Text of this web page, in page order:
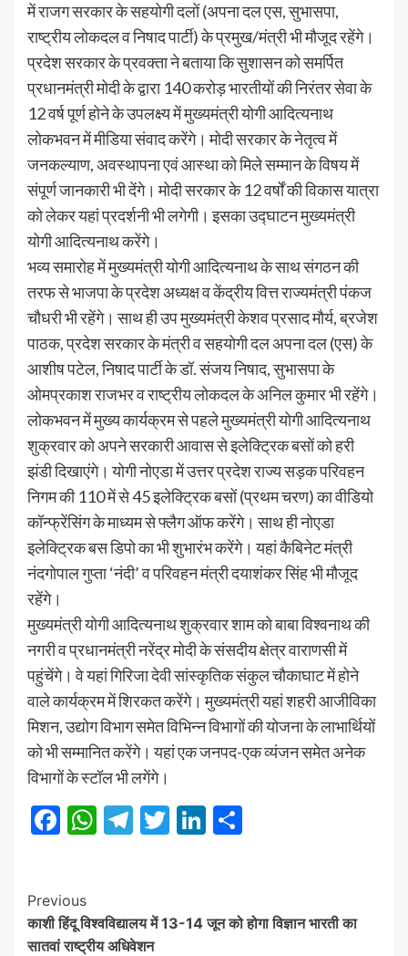
में राजग सरकार के सहयोगी दलों (अपना दल एस, सुभासपा,
राष्ट्रीय लोकदल व निषाद पार्टी) के प्रमुख/मंत्री भी मौजूद रहेंगे।
प्रदेश सरकार के प्रवक्ता ने बताया कि सुशासन को समर्पित
प्रधानमंत्री मोदी के द्वारा 140 करोड़ भारतीयों की निरंतर सेवा के
12 वर्ष पूर्ण होने के उपलक्ष्य में मुख्यमंत्री योगी आदित्यनाथ
लोकभवन में मीडिया संवाद करेंगे। मोदी सरकार के नेतृत्व में
जनकल्याण, अवस्थापना एवं आस्था को मिले सम्मान के विषय में
संपूर्ण जानकारी भी देंगे। मोदी सरकार के 12 वर्षों की विकास यात्रा
को लेकर यहां प्रदर्शनी भी लगेगी। इसका उद्घाटन मुख्यमंत्री
योगी आदित्यनाथ करेंगे।
भव्य समारोह में मुख्यमंत्री योगी आदित्यनाथ के साथ संगठन की
तरफ से भाजपा के प्रदेश अध्यक्ष व केंद्रीय वित्त राज्यमंत्री पंकज
चौधरी भी रहेंगे। साथ ही उप मुख्यमंत्री केशव प्रसाद मौर्य, ब्रजेश
पाठक, प्रदेश सरकार के मंत्री व सहयोगी दल अपना दल (एस) के
आशीष पटेल, निषाद पार्टी के डॉ. संजय निषाद, सुभासपा के
ओमप्रकाश राजभर व राष्ट्रीय लोकदल के अनिल कुमार भी रहेंगे।
लोकभवन में मुख्य कार्यक्रम से पहले मुख्यमंत्री योगी आदित्यनाथ
शुक्रवार को अपने सरकारी आवास से इलेक्ट्रिक बसों को हरी
झंडी दिखाएंगे। योगी नोएडा में उत्तर प्रदेश राज्य सड़क परिवहन
निगम की 110 में से 45 इलेक्ट्रिक बसों (प्रथम चरण) का वीडियो
कॉन्फ्रेंसिंग के माध्यम से फ्लैग ऑफ करेंगे। साथ ही नोएडा
इलेक्ट्रिक बस डिपो का भी शुभारंभ करेंगे। यहां कैबिनेट मंत्री
नंदगोपाल गुप्ता ‘नंदी’ व परिवहन मंत्री दयाशंकर सिंह भी मौजूद
रहेंगे।
मुख्यमंत्री योगी आदित्यनाथ शुक्रवार शाम को बाबा विश्वनाथ की
नगरी व प्रधानमंत्री नरेंद्र मोदी के संसदीय क्षेत्र वाराणसी में
पहुंचेंगे। वे यहां गिरिजा देवी सांस्कृतिक संकुल चौकाघाट में होने
वाले कार्यक्रम में शिरकत करेंगे। मुख्यमंत्री यहां शहरी आजीविका
मिशन, उद्योग विभाग समेत विभिन्न विभागों की योजना के लाभार्थियों
को भी सम्मानित करेंगे। यहां एक जनपद-एक व्यंजन समेत अनेक
विभागों के स्टॉल भी लगेंगे।
Facebook
WhatsApp
Telegram
TwitterLinkedIn
Post
Navigation
Previous
काशी हिंदू विश्वविद्यालय में 13-14 जून को होगा विज्ञान भारती का
सातवां राष्ट्रीय अधिवेशन